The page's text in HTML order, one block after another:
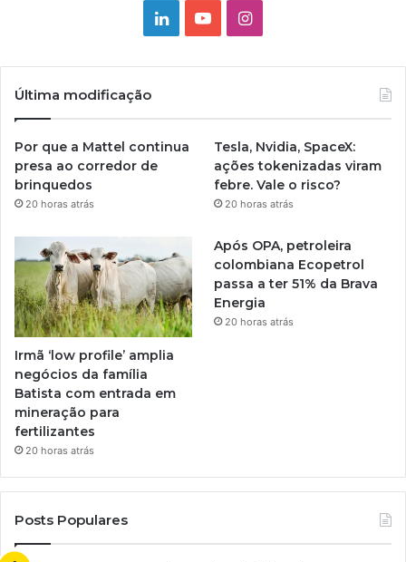
LinkedinYouTubeInstagram
Última modificação
Por que a Mattel continua
presa ao corredor de
brinquedos
20 horas atrás
Tesla, Nvidia, SpaceX:
ações tokenizadas viram
febre. Vale o risco?
20 horas atrás
Irmã ‘low profile’ amplia
negócios da família
Batista com entrada em
mineração para
fertilizantes
20 horas atrás
Após OPA, petroleira
colombiana Ecopetrol
passa a ter 51% da Brava
Energia
20 horas atrás
Posts Populares